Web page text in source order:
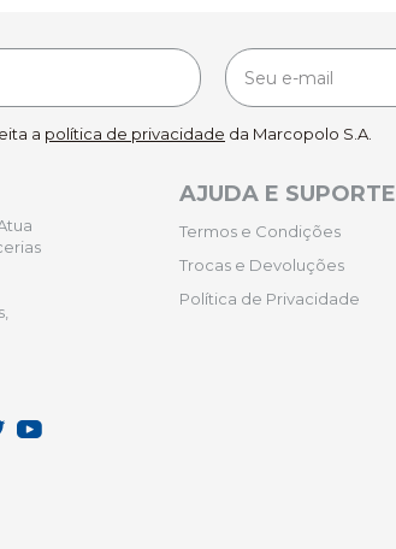
a política de privacidade da Marcopolo S.A.
AJUDA E SUPORTE
Termos e Condições
Trocas e Devoluções
Política de Privacidade